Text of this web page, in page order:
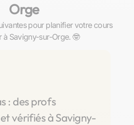
Orge
pour planifier votre cours
à Savigny-sur-Orge. 🤓
: des profs
vérifiés à Savigny-